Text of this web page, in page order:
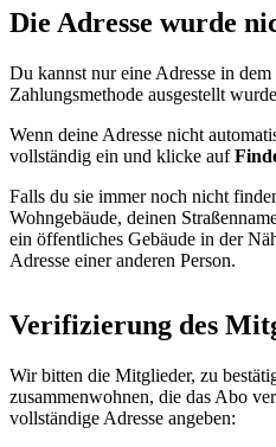
Die Adresse wurde
Du kannst nur eine Adresse in
Zahlungsmethode ausgestellt
Wenn deine Adresse nicht
vollständig ein und klicke auf
Falls du sie immer noch nicht
Wohngebäude, deinen
ein öffentliches Gebäude in der
Adresse einer anderen Person.
Verifizierung des
Wir bitten die Mitglieder, zu
zusammenwohnen, die das Abo
vollständige Adresse angeben: